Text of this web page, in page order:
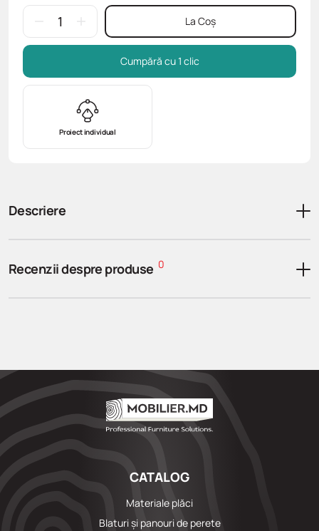
Proiect individual
La Coș
Cumpără cu 1 clic
Descriere
Recenzii despre produse 0
CATALOG
Materiale plăci
Blaturi și panouri de perete